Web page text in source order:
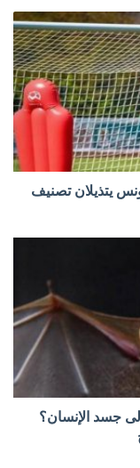
2026.. حارسا تونس يتذيلان تصنيف
جسد الإنسان؟